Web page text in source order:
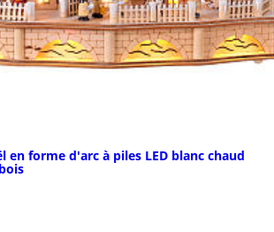
en forme d'arc à piles LED blanc chaud